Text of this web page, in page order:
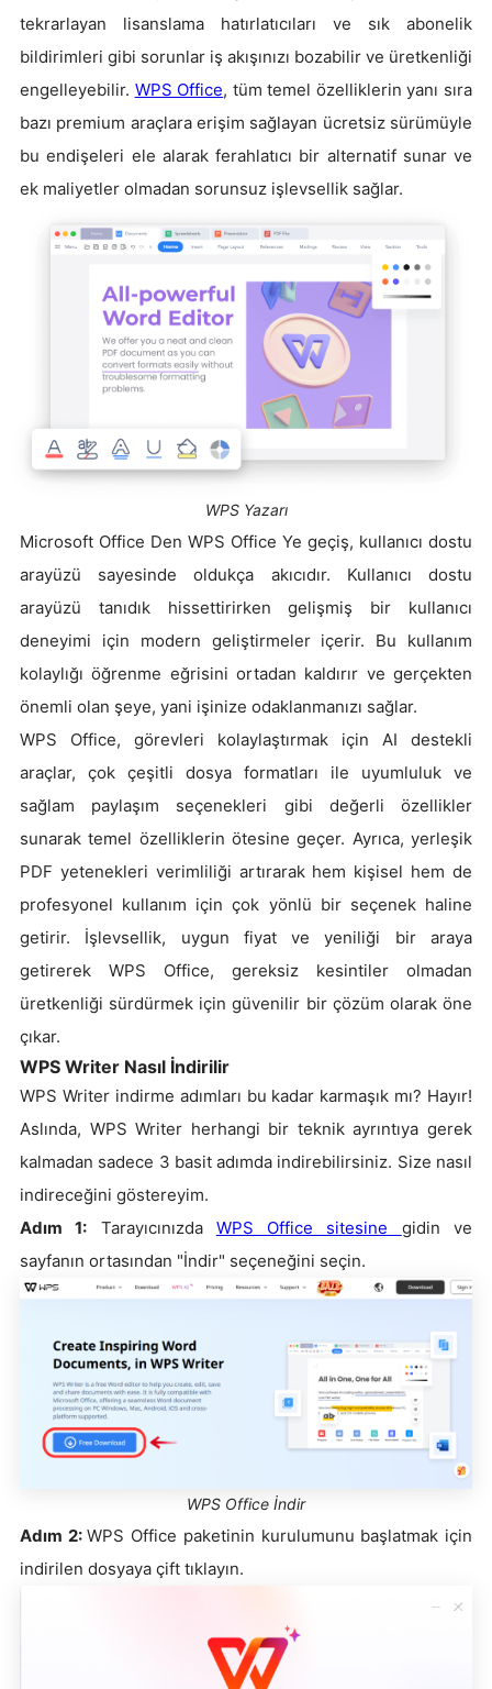
tekrarlayan lisanslama hatırlatıcıları ve sık abonelik
bildirimleri gibi sorunlar iş akışınızı bozabilir ve üretkenliği
engelleyebilir. WPS Office, tüm temel özelliklerin yanı sıra
bazı premium araçlara erişim sağlayan ücretsiz sürümüyle
bu endişeleri ele alarak ferahlatıcı bir alternatif sunar ve
ek maliyetler olmadan sorunsuz işlevsellik sağlar.
WPS Yazarı
Microsoft Office Den WPS Office Ye geçiş, kullanıcı dostu
arayüzü sayesinde oldukça akıcıdır. Kullanıcı dostu
arayüzü tanıdık hissettirirken gelişmiş bir kullanıcı
deneyimi için modern geliştirmeler içerir. Bu kullanım
kolaylığı öğrenme eğrisini ortadan kaldırır ve gerçekten
önemli olan şeye, yani işinize odaklanmanızı sağlar.
WPS Office, görevleri kolaylaştırmak için AI destekli
araçlar, çok çeşitli dosya formatları ile uyumluluk ve
sağlam paylaşım seçenekleri gibi değerli özellikler
sunarak temel özelliklerin ötesine geçer. Ayrıca, yerleşik
PDF yetenekleri verimliliği artırarak hem kişisel hem de
profesyonel kullanım için çok yönlü bir seçenek haline
getirir. İşlevsellik, uygun fiyat ve yeniliği bir araya
getirerek WPS Office, gereksiz kesintiler olmadan
üretkenliği sürdürmek için güvenilir bir çözüm olarak öne
çıkar.
WPS Writer Nasıl İndirilir
WPS Writer indirme adımları bu kadar karmaşık mı? Hayır!
Aslında, WPS Writer herhangi bir teknik ayrıntıya gerek
kalmadan sadece 3 basit adımda indirebilirsiniz. Size nasıl
indireceğini göstereyim.
Adım 1: Tarayıcınızda WPS Office sitesine gidin ve
sayfanın ortasından "İndir" seçeneğini seçin.
WPS Office İndir
Adım 2:WPS Office paketinin kurulumunu başlatmak için
indirilen dosyaya çift tıklayın.